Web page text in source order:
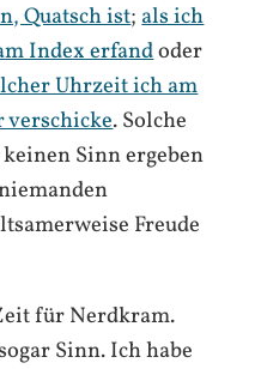
Quatsch ist;als ich
Index erfandoder
Uhrzeit ich am
verschicke. Solche
Sinn ergeben
Freude
für Nerdkram.
Sinn. Ich habe